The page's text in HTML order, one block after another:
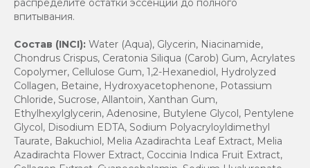
распределите остатки эссенции до полного
впитывания.
Состав (INCI): Water (Aqua), Glycerin, Niacinamide,
Chondrus Crispus, Ceratonia Siliqua (Carob) Gum, Acrylates
Copolymer, Cellulose Gum, 1,2-Hexanediol, Hydrolyzed
Collagen, Betaine, Hydroxyacetophenone, Potassium
Chloride, Sucrose, Allantoin, Xanthan Gum,
Ethylhexylglycerin, Adenosine, Butylene Glycol, Pentylene
Glycol, Disodium EDTA, Sodium Polyacryloyldimethyl
Taurate, Bakuchiol, Melia Azadirachta Leaf Extract, Melia
Azadirachta Flower Extract, Coccinia Indica Fruit Extract,